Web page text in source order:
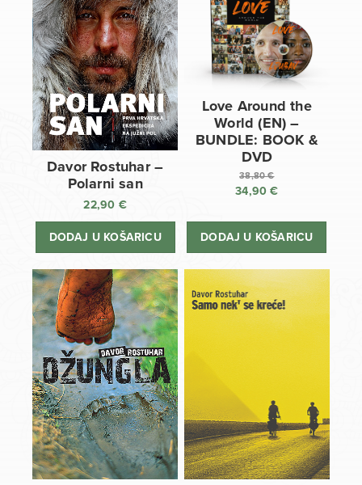
Davor Rostuhar –
Polarni san
22,90 €
DODAJ U KOŠARICU
Love Around the
World (EN) –
BUNDLE: BOOK &
DVD
38,80€
Izvorna
bila
34,90€
cijena
DODAJ U KOŠARICU